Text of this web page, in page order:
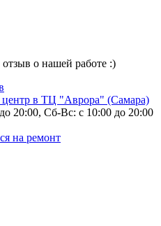
о нашей работе :)
в ТЦ "Аврора" (Самара)
20:00, Сб-Вс: с 10:00 до 20:00
на ремонт